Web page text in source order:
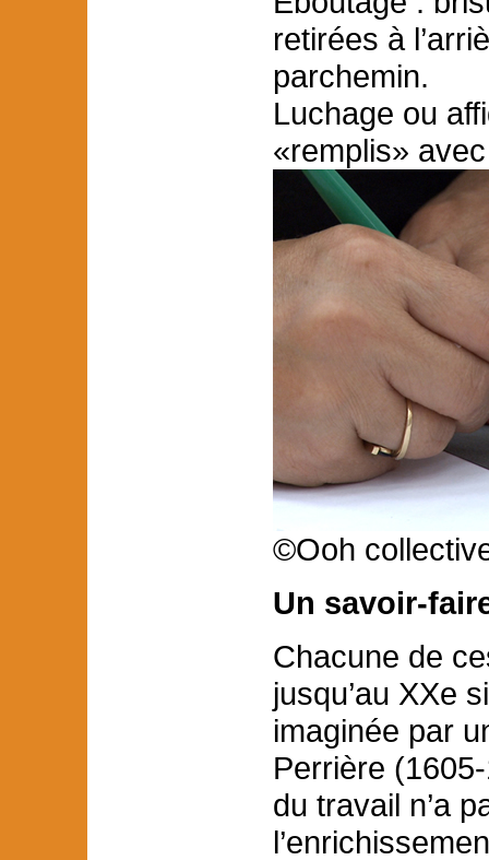
retirées à
parchemin.
Luchage ou
«remplis»
©Ooh
Un savoir-
Chacune de
jusqu’au XXe
imaginée par
Perrière
du travail n’a